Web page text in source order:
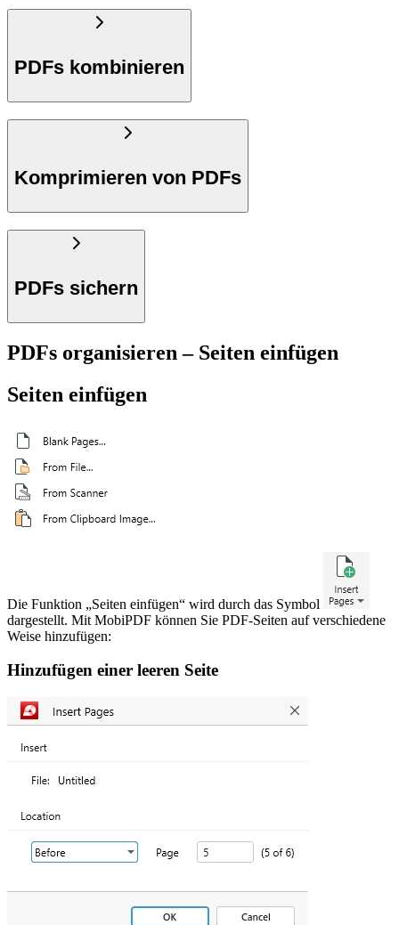
PDFs kombinieren
Komprimieren von PDFs
PDFs sichern
PDFs organisieren – Seiten einfügen
Seiten einfügen
Die Funktion „Seiten einfügen“ wird durch das Symbol
dargestellt. Mit MobiPDF können Sie PDF-Seiten auf verschiedene
Weise hinzufügen:
Hinzufügen einer leeren Seite